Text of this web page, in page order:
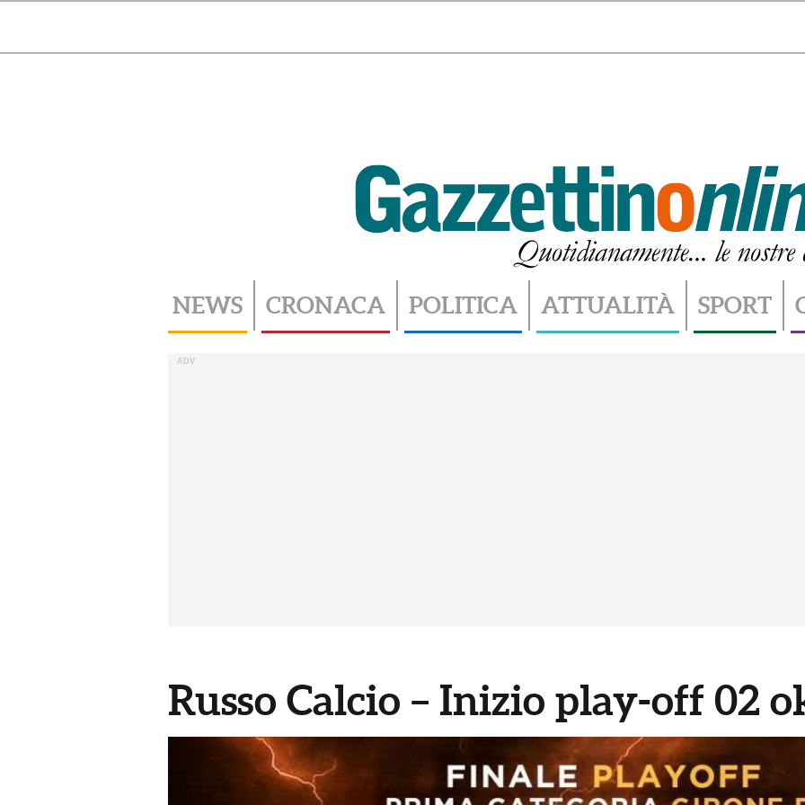
navigation
NEWS CRONACA POLITICA ATTUALITÀ SPORT
Russo Calcio – Inizio play-off 02